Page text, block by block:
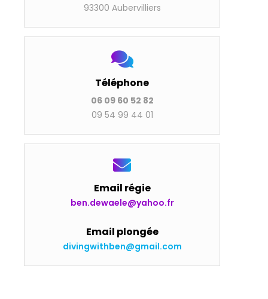
93300 Aubervil­liers
Téléphone
06 09 60 52 82
09 54 99 44 01
Email régie
ben.dewaele@yahoo.fr
Email plongée
divingwithben@gmail.com